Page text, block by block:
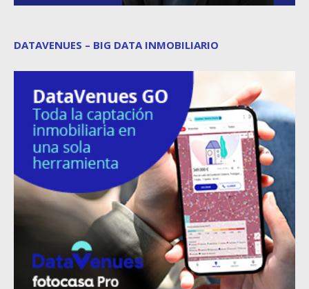
DATAVENUES – BIG DATA INMOBILIARIO